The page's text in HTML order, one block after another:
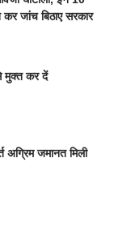
कर जांच बिठाए सरकार
मुक्त कर दें
अग्रिम जमानत मिली